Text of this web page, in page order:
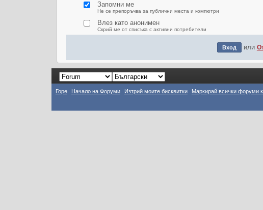
Запомни ме
Не се препоръчва за публични места и компютри
Влез като анонимен
Скрий ме от списъка с активни потребители
или
Горе Начало на Форуми Изтрий моите бисквитки Маркирай всички форуми